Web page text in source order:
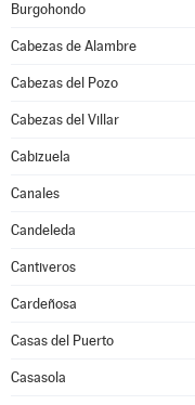
Burgohondo
Cabezas de Alambre
Cabezas del Pozo
Cabezas del Villar
Cabizuela
Canales
Candeleda
Cantiveros
Cardeñosa
Casas del Puerto
Casasola